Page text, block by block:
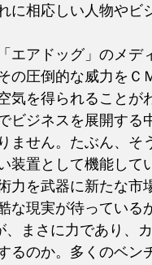
相応しい人物やビ
アドッグ」のメデ
の圧倒的な威力をＣ
を得られることが
ジネスを展開する
ません。たぶん、そ
置として機能して
を武器に新たな市
な現実が待っている
まさに力であり、
のか。多くのベン